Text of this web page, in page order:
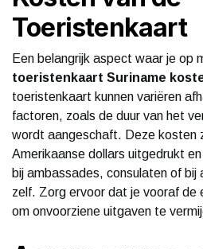
Toeristenkaart
Een belangrijk aspect waar je op
toeristenkaart Suriname
toeristenkaart kunnen variëren
factoren, zoals de duur van het
wordt aangeschaft. Deze kosten
Amerikaanse dollars uitgedrukt
bij ambassades, consulaten of bij
zelf. Zorg ervoor dat je vooraf de
om onvoorziene uitgaven te